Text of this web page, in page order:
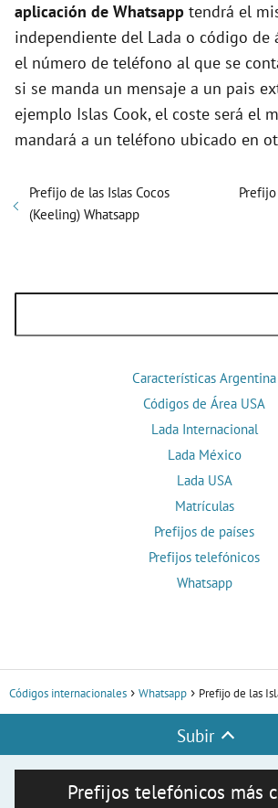
aplicación de Whatsapp tendrá el
independiente del Lada o código de
el número de teléfono al que se
si se manda un mensaje a un pais
ejemplo Islas Cook, el coste será el
mandará a un teléfono ubicado en
Prefijo de las Islas Cocos
(Keeling) Whatsapp
Características Argentina
Códigos de Área USA
Lada Internacional
Lada México
Lada USA
Matrículas
Prefijos de países
Prefijos telefónicos
Whatsapp
Códigos internacionales Whatsapp Prefijo de las
Subir
Prefijos telefónicos más